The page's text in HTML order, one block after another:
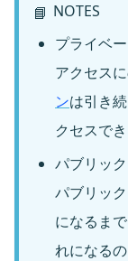
📘 NOTES
プライベ
アクセス
ンは引き
クセスでき
パブリッ
パブリッ
になるま
れになる